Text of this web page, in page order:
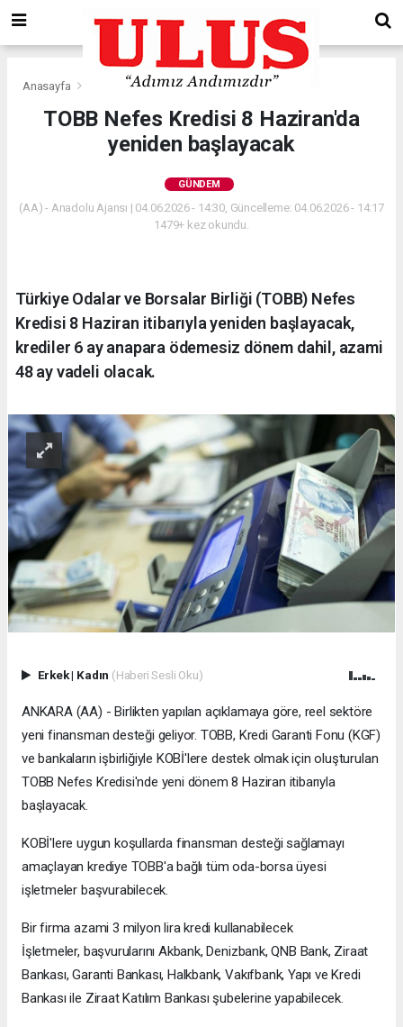
Anasayfa Gündem
TOBB Nefes Kredisi 8 Haziran'da
yeniden başlayacak
GÜNDEM
(AA) - Anadolu Ajansı | 04.06.2026 - 14:30, Güncelleme: 04.06.2026 - 14:17
1479+ kez okundu.
Türkiye Odalar ve Borsalar Birliği (TOBB) Nefes
Kredisi 8 Haziran itibarıyla yeniden başlayacak,
krediler 6 ay anapara ödemesiz dönem dahil, azami
48 ay vadeli olacak.
Erkek| Kadın (Haberi Sesli Oku)
ANKARA (AA) - Birlikten yapılan açıklamaya göre, reel sektöre
yeni finansman desteği geliyor. TOBB, Kredi Garanti Fonu (KGF)
ve bankaların işbirliğiyle KOBİ'lere destek olmak için oluşturulan
TOBB Nefes Kredisi'nde yeni dönem 8 Haziran itibarıyla
başlayacak.
KOBİ'lere uygun koşullarda finansman desteği sağlamayı
amaçlayan krediye TOBB'a bağlı tüm oda-borsa üyesi
işletmeler başvurabilecek.
Bir firma azami 3 milyon lira kredi kullanabilecek
İşletmeler, başvurularını Akbank, Denizbank, QNB Bank, Ziraat
Bankası, Garanti Bankası, Halkbank, Vakıfbank, Yapı ve Kredi
Bankası ile Ziraat Katılım Bankası şubelerine yapabilecek.